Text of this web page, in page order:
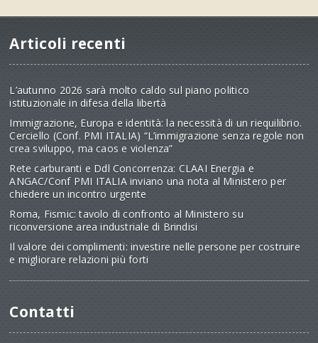
Articoli recenti
L’autunno 2026 sarà molto caldo sul piano politico
istituzionale in difesa della libertà
Immigrazione, Europa e identità: la necessità di un riequilibrio.
Cerciello (Conf. PMI ITALIA) “L’immigrazione senza regole non
crea sviluppo, ma caos e violenza”
Rete carburanti e Ddl Concorrenza: CLAAI Energia e
ANGAC/Conf PMI ITALIA inviano una nota al Ministero per
chiedere un incontro urgente
Roma, Fismic: tavolo di confronto al Ministero su
riconversione area industriale di Brindisi
Il valore dei complimenti: investire nelle persone per costruire
e migliorare relazioni più forti
Contatti